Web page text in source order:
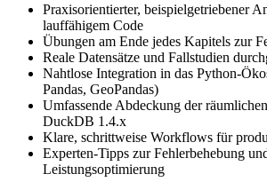
Praxisorientierter, beispielgetriebener
lauffähigem Code
Übungen am Ende jedes Kapitels zur
Reale Datensätze und Fallstudien
Nahtlose Integration in das Python-
Pandas, GeoPandas)
Umfassende Abdeckung der
DuckDB 1.4.x
Klare, schrittweise Workflows für
Experten-Tipps zur Fehlerbehebung
Leistungsoptimierung